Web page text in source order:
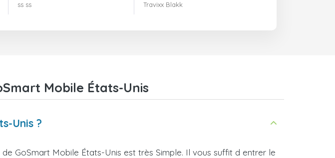
ss ss
Travixx Blakk
Mobile États-Unis
Unis ?
GoSmart Mobile États-Unis est très Simple. Il vous suffit d entrer le